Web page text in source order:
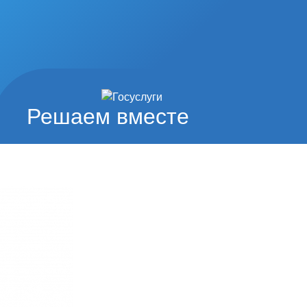
Решаем вместе